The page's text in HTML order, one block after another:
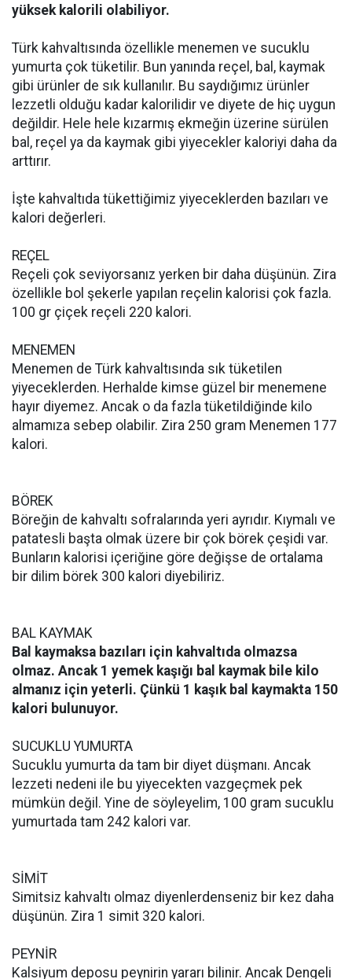
yüksek kalorili olabiliyor.
Türk kahvaltısında özellikle menemen ve sucuklu
yumurta çok tüketilir. Bun yanında reçel, bal, kaymak
gibi ürünler de sık kullanılır. Bu saydığımız ürünler
lezzetli olduğu kadar kalorilidir ve diyete de hiç uygun
değildir. Hele hele kızarmış ekmeğin üzerine sürülen
bal, reçel ya da kaymak gibi yiyecekler kaloriyi daha da
arttırır.
İşte kahvaltıda tükettiğimiz yiyeceklerden bazıları ve
kalori değerleri.
REÇEL
Reçeli çok seviyorsanız yerken bir daha düşünün. Zira
özellikle bol şekerle yapılan reçelin kalorisi çok fazla.
100 gr çiçek reçeli 220 kalori.
MENEMEN
Menemen de Türk kahvaltısında sık tüketilen
yiyeceklerden. Herhalde kimse güzel bir menemene
hayır diyemez. Ancak o da fazla tüketildiğinde kilo
almamıza sebep olabilir. Zira 250 gram Menemen 177
kalori.
BÖREK
Böreğin de kahvaltı sofralarında yeri ayrıdır. Kıymalı ve
patatesli başta olmak üzere bir çok börek çeşidi var.
Bunların kalorisi içeriğine göre değişse de ortalama
bir dilim börek 300 kalori diyebiliriz.
BAL KAYMAK
Bal kaymaksa bazıları için kahvaltıda olmazsa
olmaz. Ancak 1 yemek kaşığı bal kaymak bile kilo
almanız için yeterli. Çünkü 1 kaşık bal kaymakta 150
kalori bulunuyor.
SUCUKLU YUMURTA
Sucuklu yumurta da tam bir diyet düşmanı. Ancak
lezzeti nedeni ile bu yiyecekten vazgeçmek pek
mümkün değil. Yine de söyleyelim, 100 gram sucuklu
yumurtada tam 242 kalori var.
SİMİT
Simitsiz kahvaltı olmaz diyenlerdenseniz bir kez daha
düşünün. Zira 1 simit 320 kalori.
PEYNİR
Kalsiyum deposu peynirin yararı bilinir. Ancak Dengeli